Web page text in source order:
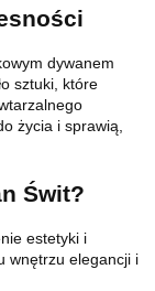
dywanem
sztuki, które
życia i sprawią,
Świt?
estetyki i
wnętrzu elegancji i